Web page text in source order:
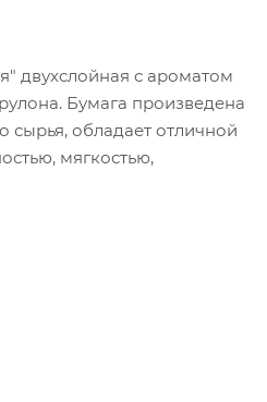
двухслойная с ароматом
Бумага произведена
сырья, обладает отличной
мягкостью,